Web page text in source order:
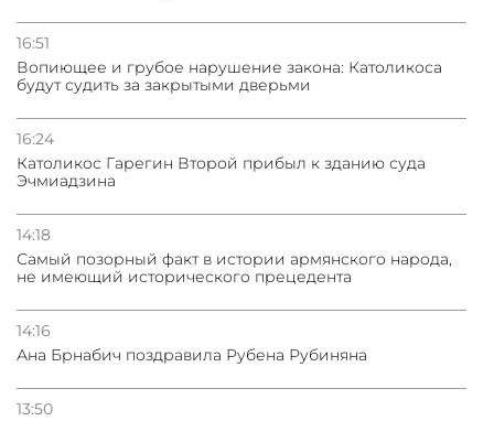
16:51
Вопиющее и грубое нарушение закона: Католикоса
будут судить за закрытыми дверьми
16:24
Католикос Гарегин Второй прибыл к зданию суда
Эчмиадзина
14:18
Самый позорный факт в истории армянского народа,
не имеющий исторического прецедента
14:16
Ана Брнабич поздравила Рубена Рубиняна
13:50